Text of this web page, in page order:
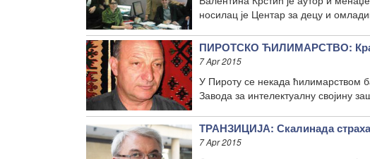
носилац је Центар за децу и
ПИРОТСКО ЋИЛИМАРСТВО:
7 Apr 2015
У Пироту се некада ћилимарством
Завода за интелектуалну својину
ТРАНЗИЦИЈА: Скалинада страха
7 Apr 2015